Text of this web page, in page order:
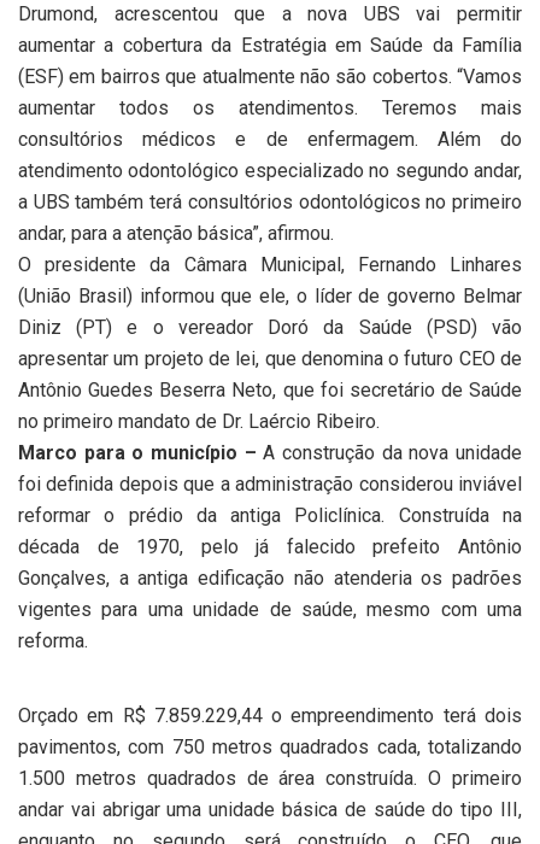
Drumond, acrescentou que a nova UBS vai permitir
aumentar a cobertura da Estratégia em Saúde da Família
(ESF) em bairros que atualmente não são cobertos. “Vamos
aumentar todos os atendimentos. Teremos mais
consultórios médicos e de enfermagem. Além do
atendimento odontológico especializado no segundo andar,
a UBS também terá consultórios odontológicos no primeiro
andar, para a atenção básica”, afirmou.
O presidente da Câmara Municipal, Fernando Linhares
(União Brasil) informou que ele, o líder de governo Belmar
Diniz (PT) e o vereador Doró da Saúde (PSD) vão
apresentar um projeto de lei, que denomina o futuro CEO de
Antônio Guedes Beserra Neto, que foi secretário de Saúde
no primeiro mandato de Dr. Laércio Ribeiro.
Marco para o município – A construção da nova unidade
foi definida depois que a administração considerou inviável
reformar o prédio da antiga Policlínica. Construída na
década de 1970, pelo já falecido prefeito Antônio
Gonçalves, a antiga edificação não atenderia os padrões
vigentes para uma unidade de saúde, mesmo com uma
reforma.
Orçado em R$ 7.859.229,44 o empreendimento terá dois
pavimentos, com 750 metros quadrados cada, totalizando
1.500 metros quadrados de área construída. O primeiro
andar vai abrigar uma unidade básica de saúde do tipo III,